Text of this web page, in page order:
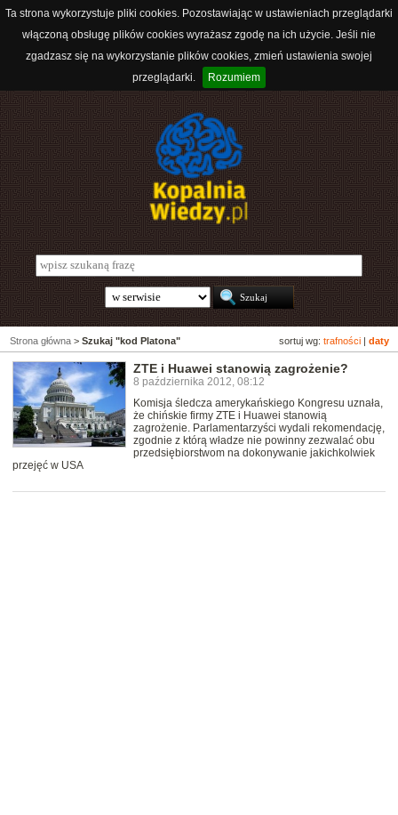
Ta strona wykorzystuje pliki cookies. Pozostawiając w ustawieniach przeglądarki
włączoną obsługę plików cookies wyrażasz zgodę na ich użycie. Jeśli nie
zgadzasz się na wykorzystanie plików cookies, zmień ustawienia swojej
przeglądarki.
Rozumiem
sortuj wg: trafności daty
Strona główna > Szukaj "kod Platona"
ZTE i Huawei stanowią zagrożenie?
8 października 2012, 08:12
Komisja śledcza amerykańskiego Kongresu uznała,
że chińskie firmy ZTE i Huawei stanowią
zagrożenie. Parlamentarzyści wydali rekomendację,
zgodnie z którą władze nie powinny zezwalać obu
przedsiębiorstwom na dokonywanie jakichkolwiek
przejęć w USA